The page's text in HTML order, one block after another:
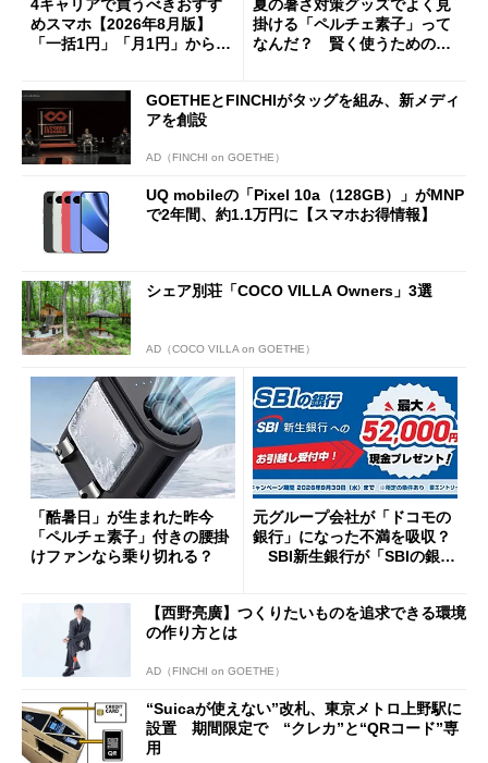
4キャリアで買うべきおすす
めスマホ【2026年8月版】
「一括1円」「月1円」からお
夏の暑さ対策グッズでよく見
掛ける「ペルチェ素子」って
なんだ？ 賢く使うための注
GOETHEとFINCHIがタッグを組み、新メディ
アを創設
AD（FINCHI on GOETHE）
UQ mobileの「Pixel 10a（128GB）」がMNP
で2年間、約1.1万円に【スマホお得情報】
シェア別荘「COCO VILLA Owners」3選
AD（COCO VILLA on GOETHE）
「酷暑日」が生まれた昨今
「ペルチェ素子」付きの腰掛
けファンなら乗り切れる？
元グループ会社が「ドコモの
銀行」になった不満を吸収？
SBI新生銀行が「SBIの銀
開催
【西野亮廣】つくりたいものを追求できる環境
の作り方とは
AD（FINCHI on GOETHE）
“Suicaが使えない”改札、東京メトロ上野駅に
設置 期間限定で “クレカ”と“QRコード”専
用